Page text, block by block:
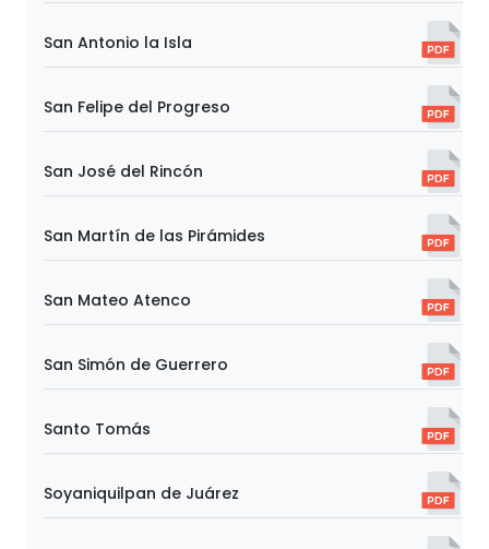
San Antonio la Isla
San Felipe del Progreso
San José del Rincón
San Martín de las Pirámides
San Mateo Atenco
San Simón de Guerrero
Santo Tomás
Soyaniquilpan de Juárez